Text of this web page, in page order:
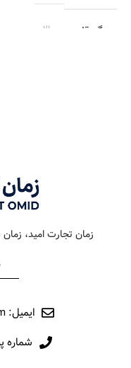
رنگ قاب طلایی
کرنوگراف
رفرانس 165
زمان تجارت امید،
ایمیل: info@zamantejarat.com
شماره